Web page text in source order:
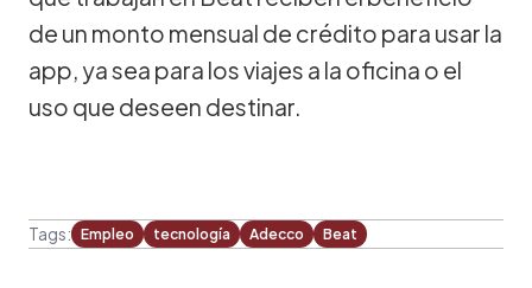
de un monto mensual de crédito para usar la
app, ya sea para los viajes a la oficina o el
uso que deseen destinar.
Tags: Empleo tecnología Adecco Beat